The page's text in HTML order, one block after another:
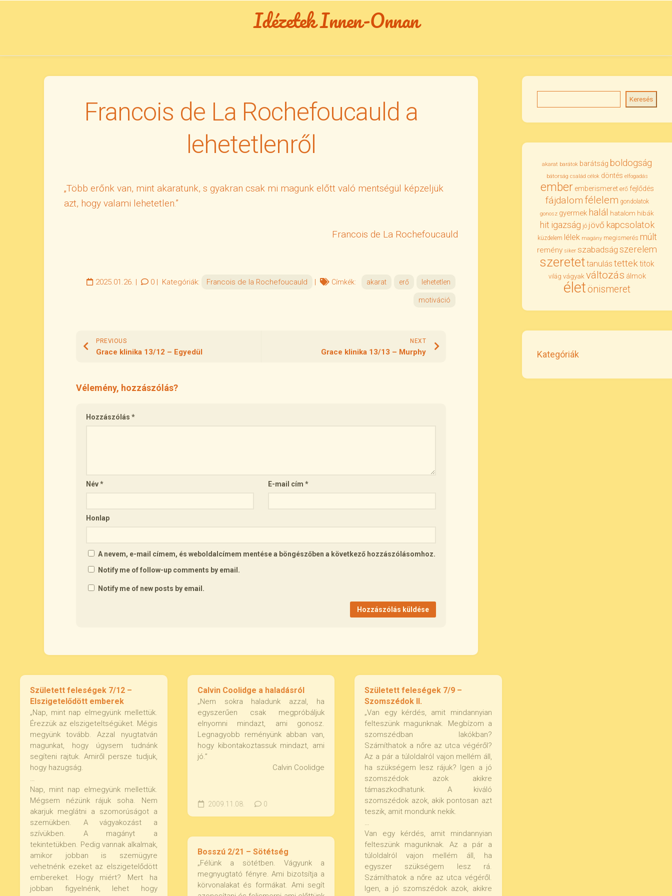
Idézetek Innen-Onnan
Francois de La Rochefoucauld a
lehetetlenről
„Több erőnk van, mint akaratunk, s gyakran csak mi magunk előtt való mentségül képzeljük
azt, hogy valami lehetetlen.”
Francois de La Rochefoucauld
2025.01.26. | 0| Kategóriák: Francois de la Rochefoucauld | Címkék: akarat erő lehetetlen
motiváció
NEXT
Grace klinika 13/13 – Murphy
PREVIOUS
Grace klinika 13/12 – Egyedül
Vélemény, hozzászólás?
Hozzászólás *
Név* E-mail cím *
Honlap
A nevem, e-mail címem, és weboldalcímem mentése a böngészőben a következő hozzászólásomhoz.
Notify me of follow-up comments by email.
Notify me of new posts by email.
Született feleségek 7/12 –
Elszigetelődött emberek
„Nap, mint nap elmegyünk mellettük.
Érezzük az elszigeteltségüket. Mégis
megyünk tovább. Azzal nyugtatván
magunkat, hogy úgysem tudnánk
segíteni rajtuk. Amiről persze tudjuk,
hogy hazugság.
…
Nap, mint nap elmegyünk mellettük.
Mégsem nézünk rájuk soha. Nem
akarjuk meglátni a szomorúságot a
szemükben. A vágyakozást a
szívükben. A magányt a
tekintetükben. Pedig vannak alkalmak,
amikor jobban is szemügyre
vehetnénk ezeket az elszigetelődött
embereket. Hogy miért? Mert ha
jobban figyelnénk, lehet hogy
Calvin Coolidge a haladásról
„Nem sokra haladunk azzal, ha
egyszerűen csak megpróbáljuk
elnyomni mindazt, ami gonosz.
Legnagyobb reményünk abban van,
hogy kibontakoztassuk mindazt, ami
jó.”
Calvin Coolidge
2009.11.08. 0
Született feleségek 7/9 –
Szomszédok II.
„Van egy kérdés, amit mindannyian
felteszünk magunknak. Megbízom a
szomszédban lakókban?
Számíthatok a nőre az utca végéről?
Az a pár a túloldalról vajon mellém áll,
ha szükségem lesz rájuk? Igen a jó
szomszédok azok akikre
támaszkodhatunk. A kiváló
szomszédok azok, akik pontosan azt
teszik, amit mondunk nekik.
…
Van egy kérdés, amit mindannyian
felteszünk magunknak. Az a pár a
túloldalról vajon mellém áll, ha
egyszer szükségem lesz rá.
Számíthatok a nőre az utca végéről.
Igen, a jó szomszédok azok, akikre
Bosszú 2/21 – Sötétség
„Félünk a sötétben. Vágyunk a
megnyugtató fényre. Ami bizotsítja a
körvonalakat és formákat. Ami segít
Keresés
akarat barátok barátság boldogság
bátorság család célok döntés elfogadás
ember emberismeret erő fejlődés
fájdalom félelem gondolatok
gonosz gyermek halál hatalom hibák
hit igazság jó jövő kapcsolatok
küzdelem lélek magány megismerés múlt
remény siker szabadság szerelem
szeretettanulás tettektitok
világ vágyak változás álmok
életönismeret
Kategóriák